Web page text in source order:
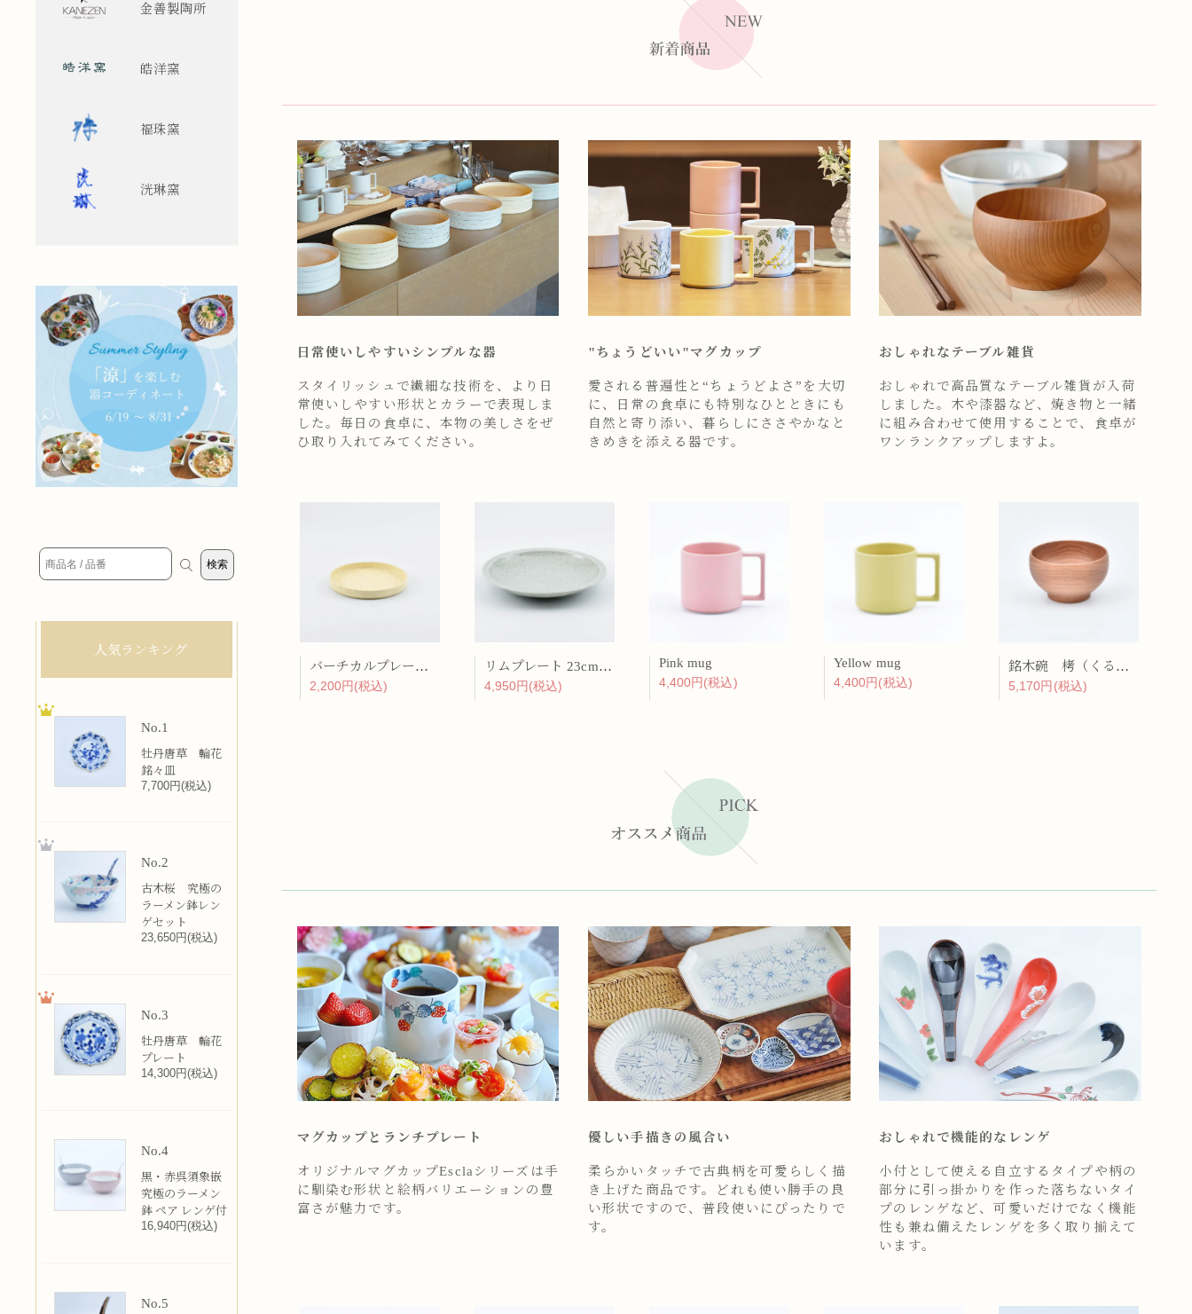
日常使いしやすいシンプルな器
スタイリッシュで繊細な技術を、より日
常使いしやすい形状とカラーで表現しま
した。毎日の食卓に、本物の美しさをぜ
ひ取り入れてみてください。
"ちょうどいい"マグカップ
愛される普遍性と“ちょうどよさ”を大切
に、日常の食卓にも特別なひとときにも
自然と寄り添い、暮らしにささやかなと
きめきを添える器です。
おしゃれなテーブル雑貨
おしゃれで高品質なテーブル雑貨が入荷
しました。木や漆器など、焼き物と一緒
に組み合わせて使用することで、食卓が
ワンランクアップしますよ。
バーチカルプレート 15cm 化粧土
2,200円(税込)
リムプレート 23cm 呉須散
4,950円(税込)
Pink mug
4,400円(税込)
Yellow mug
4,400円(税込)
銘木碗 栲（くるみ）
5,170円(税込)
マグカップとランチプレート
オリジナルマグカップEsclaシリーズは手
に馴染む形状と絵柄バリエーションの豊
富さが魅力です。
優しい手描きの風合い
柔らかいタッチで古典柄を可愛らしく描
き上げた商品です。どれも使い勝手の良
い形状ですので、普段使いにぴったりで
す。
おしゃれで機能的なレンゲ
小付として使える自立するタイプや柄の
部分に引っ掛かりを作った落ちないタイ
プのレンゲなど、可愛いだけでなく機能
性も兼ね備えたレンゲを多く取り揃えて
います。
金善製陶所
皓洋窯
福珠窯
洸琳窯
人気ランキング
No.1
牡丹唐草 輪花
銘々皿
7,700円(税込)
No.2
古木桜 究極の
ラーメン鉢レン
ゲセット
23,650円(税込)
No.3
牡丹唐草 輪花
プレート
14,300円(税込)
No.4
黒・赤呉須象嵌
究極のラーメン
鉢 ペア レンゲ付
16,940円(税込)
No.5